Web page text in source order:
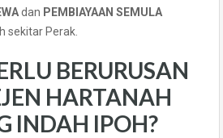
dan PEMBIAYAAN SEMULA
sekitar Perak.
BERURUSAN
HARTANAH
INDAH IPOH?